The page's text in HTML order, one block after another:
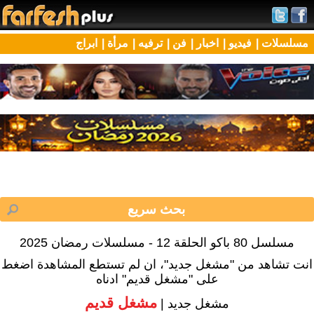
مسلسلات | فيديو | اخبار | فن | ترفيه | مرأة | ابراج
مسلسل 80 باكو الحلقة 12 - مسلسلات رمضان 2025
انت تشاهد من "مشغل جديد"، ان لم تستطع المشاهدة اضغط
على "مشغل قديم" ادناه
مشغل جديد | مشغل قديم